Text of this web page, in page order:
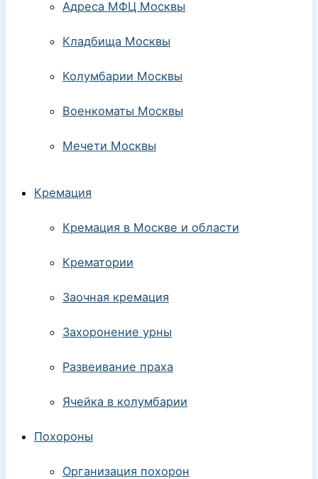
Адреса МФЦ Москвы
Кладбища Москвы
Колумбарии Москвы
Военкоматы Москвы
Мечети Москвы
Кремация
Кремация в Москве и области
Крематории
Заочная кремация
Захоронение урны
Развеивание праха
Ячейка в колумбарии
Похороны
Организация похорон